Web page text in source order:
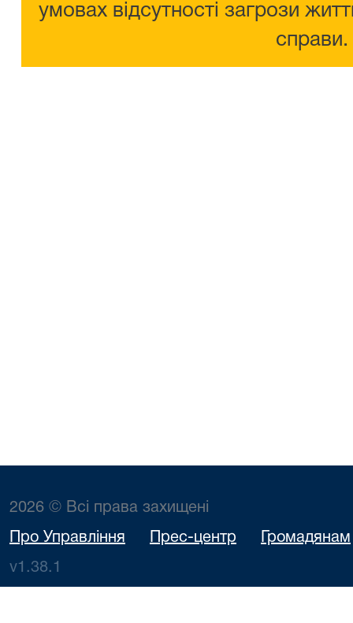
умовах відсутності загрози
справи.
2026 © Всі права захищені
Про Управління Прес-центр Громадянам
v1.38.1